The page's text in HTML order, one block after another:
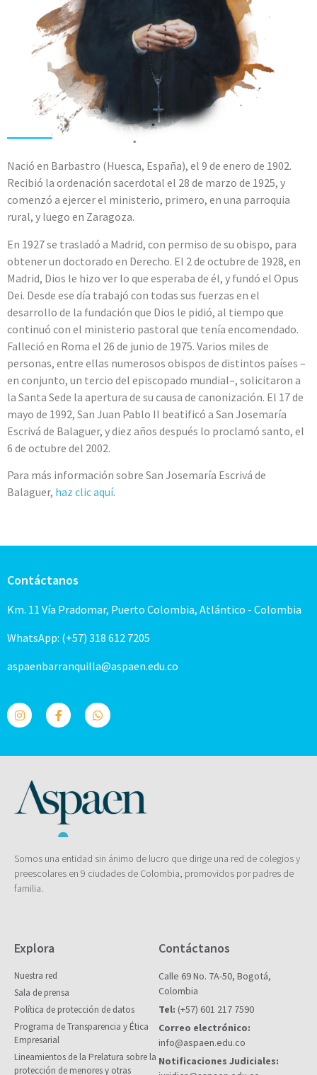
Nació en Barbastro (Huesca, España), el 9 de enero de 1902.
Recibió la ordenación sacerdotal el 28 de marzo de 1925, y
comenzó a ejercer el ministerio, primero, en una parroquia
rural, y luego en Zaragoza.
En 1927 se trasladó a Madrid, con permiso de su obispo, para
obtener un doctorado en Derecho. El 2 de octubre de 1928, en
Madrid, Dios le hizo ver lo que esperaba de él, y fundó el Opus
Dei. Desde ese día trabajó con todas sus fuerzas en el
desarrollo de la fundación que Dios le pidió, al tiempo que
continuó con el ministerio pastoral que tenía encomendado.
Falleció en Roma el 26 de junio de 1975. Varios miles de
personas, entre ellas numerosos obispos de distintos países –
en conjunto, un tercio del episcopado mundial–, solicitaron a
la Santa Sede la apertura de su causa de canonización. El 17 de
mayo de 1992, San Juan Pablo II beatificó a San Josemaría
Escrivá de Balaguer, y diez años después lo proclamó santo, el
6 de octubre del 2002.
Para más información sobre San Josemaría Escrivá de
Balaguer, haz clic aquí.
Contáctanos
Km. 11 Vía Pradomar, Puerto Colombia, Atlántico - Colombia
WhatsApp: (+57) 318 612 7205
aspaenbarranquilla@aspaen.edu.co
Somos una entidad sin ánimo de lucro que dirige una red de colegios y
preescolares en 9 ciudades de Colombia, promovidos por padres de
familia.
Explora
Nuestra red
Sala de prensa
Política de protección de datos
Programa de Transparencia y Ética
Empresarial
Lineamientos de la Prelatura sobre la
protección de menores y otras
Contáctanos
Calle 69 No. 7A-50, Bogotá,
Colombia
Tel: (+57) 601 217 7590
Correo electrónico:
info@aspaen.edu.co
Notificaciones Judiciales: